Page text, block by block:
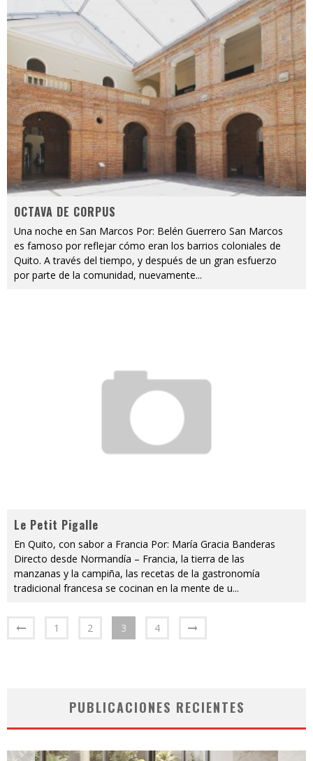
OCTAVA DE CORPUS
Una noche en San Marcos Por: Belén Guerrero San Marcos
es famoso por reflejar cómo eran los barrios coloniales de
Quito. A través del tiempo, y después de un gran esfuerzo
por parte de la comunidad, nuevamente...
Le Petit Pigalle
En Quito, con sabor a Francia Por: María Gracia Banderas
Directo desde Normandía – Francia, la tierra de las
manzanas y la campiña, las recetas de la gastronomía
tradicional francesa se cocinan en la mente de u...
1 2 3 4
PUBLICACIONES RECIENTES